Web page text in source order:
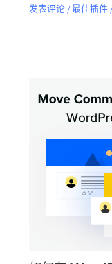
发表评论 /最佳插件/